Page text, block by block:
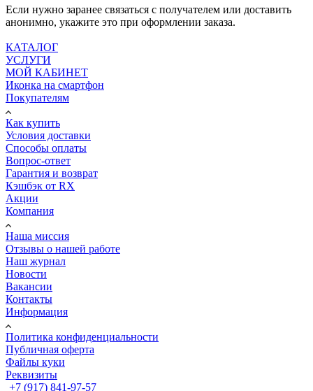
Если нужно заранее связаться с получателем или доставить
анонимно, укажите это при оформлении заказа.
КАТАЛОГ
УСЛУГИ
МОЙ КАБИНЕТ
Иконка на смартфон
Покупателям
Как купить
Условия доставки
Способы оплаты
Вопрос-ответ
Гарантия и возврат
Кэшбэк от RX
Акции
Компания
Наша миссия
Отзывы о нашей работе
Наш журнал
Новости
Вакансии
Контакты
Информация
Политика конфиденциальности
Публичная оферта
Файлы куки
Реквизиты
+7 (917) 841-97-57